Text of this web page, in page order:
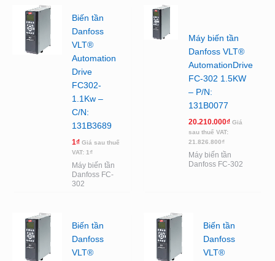
Biến tần
Danfoss
VLT®
Automation
Drive
FC302-
1.1Kw –
C/N:
131B3689
1₫ Giá sau thuế
VAT: 1₫
Máy biến tần
Danfoss FC-
302
Máy biến tần
Danfoss VLT®
AutomationDrive
FC-302 1.5KW
– P/N:
131B0077
20.210.000₫ Giá
sau thuế VAT:
21.826.800₫
Máy biến tần
Danfoss FC-302
Biến tần
Danfoss
VLT®
Biến tần
Danfoss
VLT®